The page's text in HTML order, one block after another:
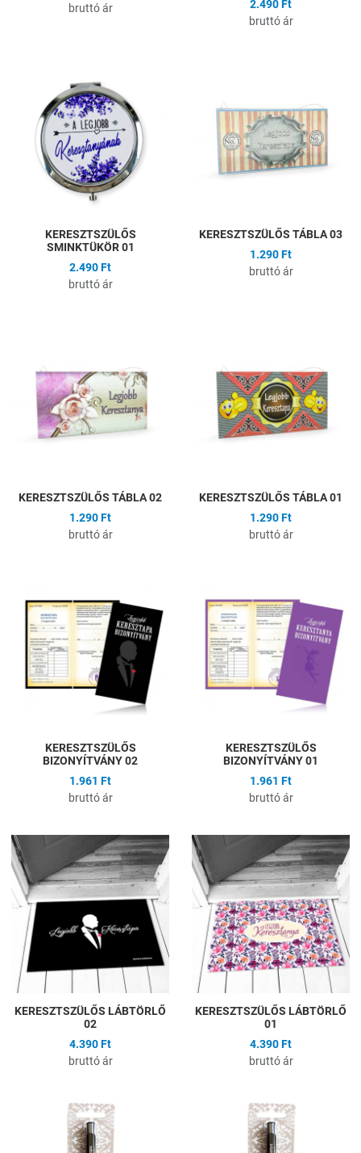
bruttó ár
2.490 Ft
bruttó ár
Összehasonlítás
Gyors nézet
KERESZTSZÜLŐS
SMINKTÜKÖR 01
2.490 Ft
bruttó ár
KERESZTSZÜLŐS TÁBLA 03
1.290 Ft
bruttó ár
Összehasonlítás
Gyors nézet
KERESZTSZÜLŐS TÁBLA 02
1.290 Ft
bruttó ár
KERESZTSZÜLŐS TÁBLA 01
1.290 Ft
bruttó ár
Összehasonlítás
Gyors nézet
KERESZTSZÜLŐS
BIZONYÍTVÁNY 02
1.961 Ft
bruttó ár
KERESZTSZÜLŐS
BIZONYÍTVÁNY 01
1.961 Ft
bruttó ár
Hozzáadás a kívánságlistához
Összehasonlítás
Gyors nézet
KERESZTSZÜLŐS LÁBTÖRLŐ
02
4.390 Ft
bruttó ár
KERESZTSZÜLŐS LÁBTÖRLŐ
01
4.390 Ft
bruttó ár
Hozzáadás a kívánságlistához
Összehasonlítás